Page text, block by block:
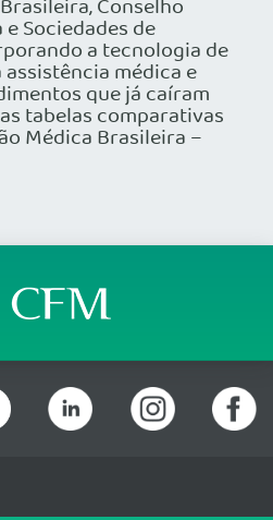
Conselho
Sociedades de
a tecnologia de
médica e
que já caíram
tabelas comparativas
Médica Brasileira –